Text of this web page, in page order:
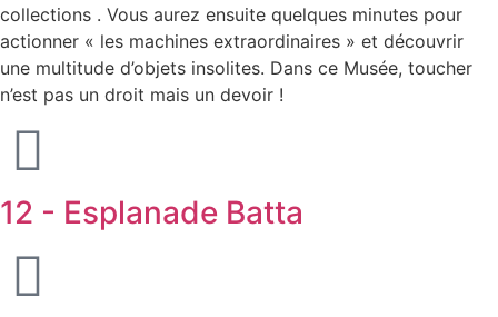
collections . Vous aurez ensuite quelques minutes pour
actionner « les machines extraordinaires » et découvrir
une multitude d’objets insolites. Dans ce Musée, toucher
n’est pas un droit mais un devoir !
12 - Esplanade Batta